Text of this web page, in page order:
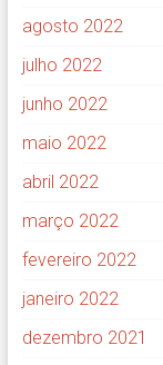
agosto 2022
julho 2022
junho 2022
maio 2022
abril 2022
março 2022
fevereiro 2022
janeiro 2022
dezembro 2021